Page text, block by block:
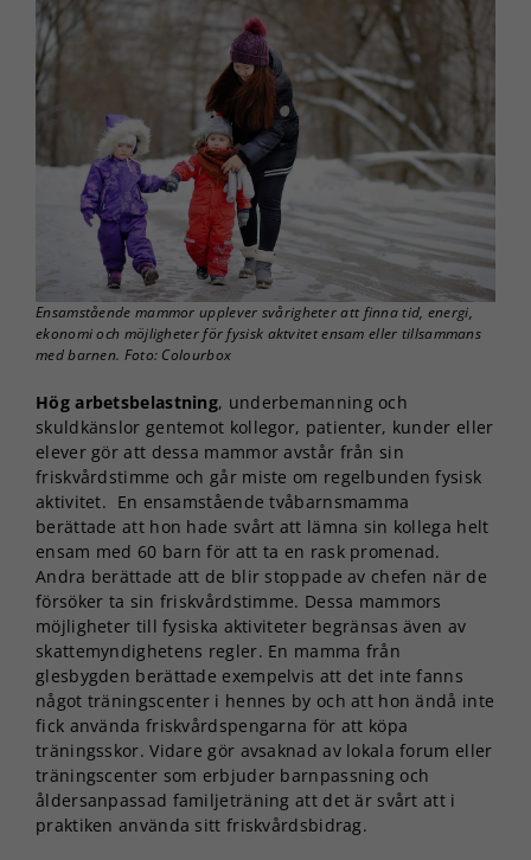
Ensamstående mammor upplever svårigheter att finna tid, energi,
ekonomi och möjligheter för fysisk aktvitet ensam eller tillsammans
med barnen. Foto: Colourbox
Hög arbetsbelastning, underbemanning och
skuldkänslor gentemot kollegor, patienter, kunder eller
elever gör att dessa mammor avstår från sin
friskvårdstimme och går miste om regelbunden fysisk
aktivitet. En ensamstående tvåbarnsmamma
berättade att hon hade svårt att lämna sin kollega helt
ensam med 60 barn för att ta en rask promenad.
Andra berättade att de blir stoppade av chefen när de
försöker ta sin friskvårdstimme. Dessa mammors
möjligheter till fysiska aktiviteter begränsas även av
skattemyndighetens regler. En mamma från
glesbygden berättade exempelvis att det inte fanns
något träningscenter i hennes by och att hon ändå inte
fick använda friskvårdspengarna för att köpa
träningsskor. Vidare gör avsaknad av lokala forum eller
träningscenter som erbjuder barnpassning och
åldersanpassad familjeträning att det är svårt att i
praktiken använda sitt friskvårdsbidrag.